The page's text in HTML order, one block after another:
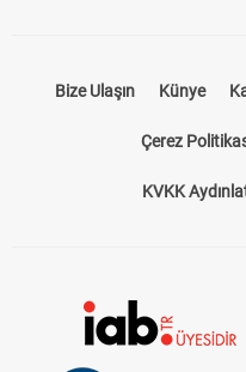
Bize Ulaşın Künye
Çerez
KVKK